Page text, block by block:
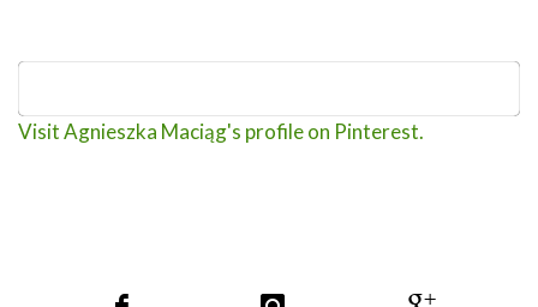
Visit Agnieszka Maciąg's profile on Pinterest.